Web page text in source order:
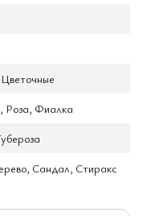
Роза, Фиалка
Сандал, Стиракс